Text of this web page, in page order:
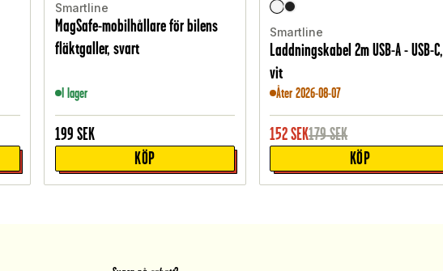
Smartline
MagSafe-mobilhållare för bilens
fläktgaller, svart
I lager
199 SEK
KÖP
Smartline
Laddningskabel 2m USB-A - USB-C,
vit
Åter 2026-08-07
152SEK179SEK
KÖP